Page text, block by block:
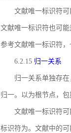
文献唯一标识符
文献唯一标识符也可
参考文献唯一标识符
6.2.15 归一关系
归一关系单独存
归一。以为根节点，
文献唯一标识符
标识符为。文献中的